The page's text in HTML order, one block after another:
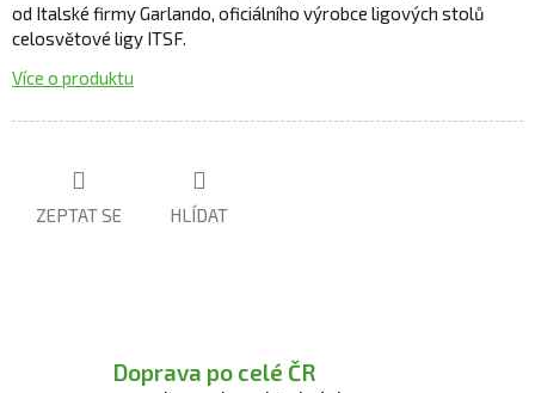
od Italské firmy Garlando, oficiálního výrobce ligových stolů
celosvětové ligy ITSF.
Více o produktu
ZEPTAT SE HLÍDAT
Doprava po celé ČR